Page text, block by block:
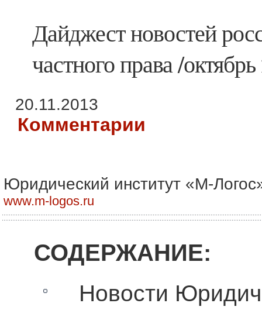
Дайджест новостей
частного права /
20.11.2013
Комментарии
Юридический институт «М-
www.m-logos.ru
СОДЕРЖАНИЕ:
Новости